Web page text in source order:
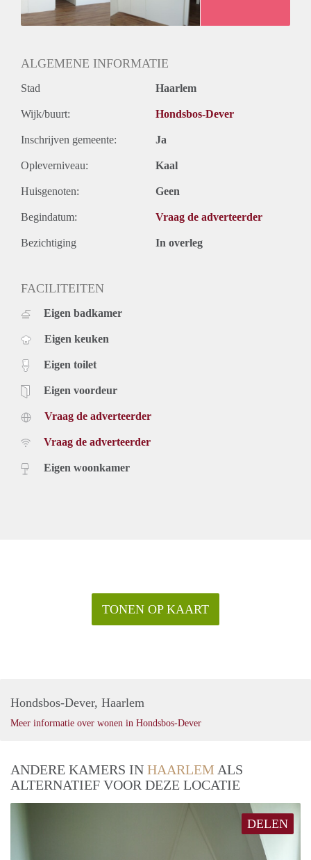
ALGEMENE INFORMATIE
Stad Haarlem
Wijk/buurt: Hondsbos-Dever
Inschrijven gemeente: Ja
Opleverniveau: Kaal
Huisgenoten: Geen
Begindatum: Vraag de adverteerder
Bezichtiging In overleg
FACILITEITEN
Eigen badkamer
Eigen keuken
Eigen toilet
Eigen voordeur
Vraag de adverteerder
Vraag de adverteerder
Eigen woonkamer
TONEN OP KAART
Hondsbos-Dever, Haarlem
Meer informatie over wonen in Hondsbos-Dever
ANDERE KAMERS IN HAARLEM ALS
ALTERNATIEF VOOR DEZE LOCATIE
DELEN